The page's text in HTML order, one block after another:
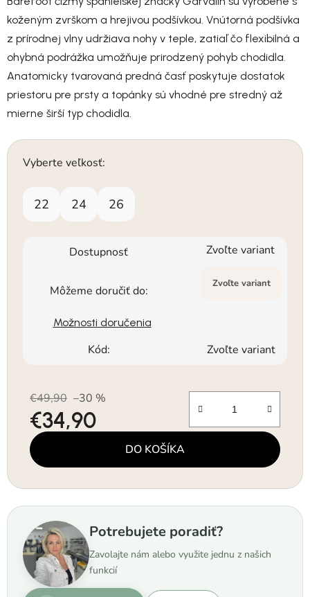
koženým zvrškom a hrejivou podšívkou. Vnútorná podšívka
z prírodnej vlny udržiava nohy v teple, zatiaľ čo flexibilná a
ohybná podrážka umožňuje prirodzený pohyb chodidla.
Anatomicky tvarovaná predná časť poskytuje dostatok
priestoru pre prsty a topánky sú vhodné pre stredný až
mierne širší typ chodidla.
Vyberte veľkosť:
22 24 26
Dostupnosť Zvoľte variant
Môžeme doručiť do: Zvoľte variant
Možnosti doručenia
Kód: Zvoľte variant
€49,90 –30 %
€34,90
Jednotková cena: DO KOŠÍKA
Potrebujete poradiť?
Zavolajte nám alebo využite jednu z našich
funkcií